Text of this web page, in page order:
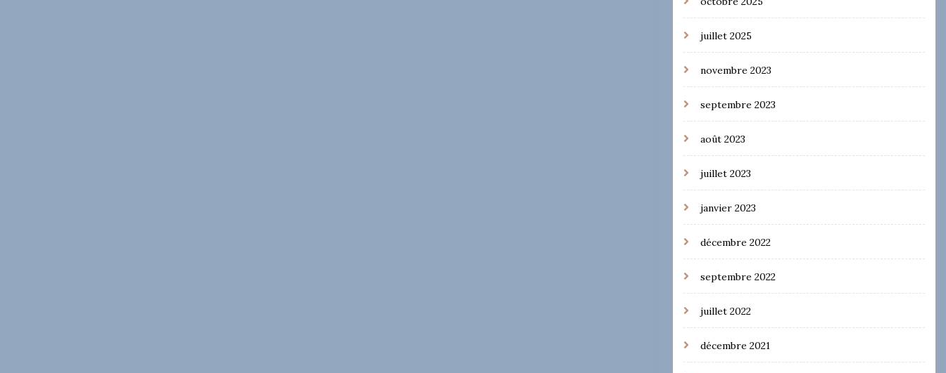
juillet 2025
novembre 2023
septembre 2023
août 2023
juillet 2023
janvier 2023
décembre 2022
septembre 2022
juillet 2022
décembre 2021